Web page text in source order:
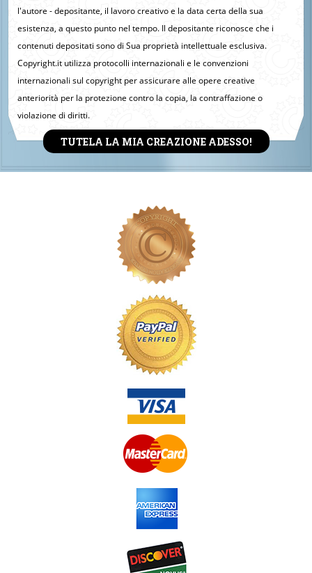
l'autore - depositante, il lavoro creativo e la data certa della sua
esistenza, a questo punto nel tempo. Il depositante riconosce che i
contenuti depositati sono di Sua proprietà intellettuale esclusiva.
Copyright.it utilizza protocolli internazionali e le convenzioni
internazionali sul copyright per assicurare alle opere creative
anteriorità per la protezione contro la copia, la contraffazione o
violazione di diritti.
TUTELA LA MIA CREAZIONE ADESSO!